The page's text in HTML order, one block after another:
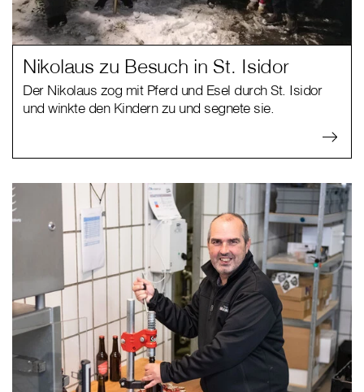
Nikolaus zu Besuch in St. Isidor
Der Nikolaus zog mit Pferd und Esel durch St. Isidor
und winkte den Kindern zu und segnete sie.